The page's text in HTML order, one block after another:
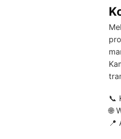
📞
🌐
📍